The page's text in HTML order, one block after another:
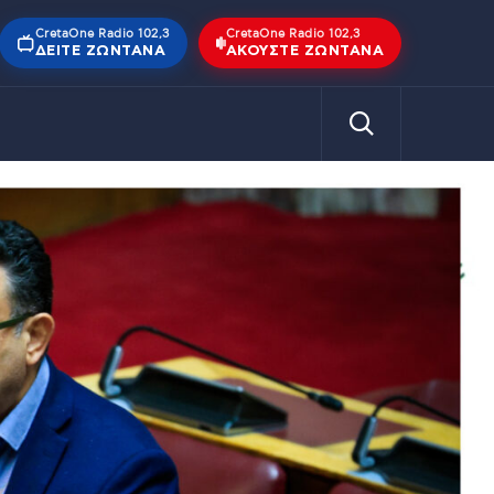
CretaOne Radio 102,3
ΔΕΊΤΕ ΖΩΝΤΑΝΆ
CretaOne Radio 102,3
ΑΚΟΎΣΤΕ ΖΩΝΤΑΝΆ